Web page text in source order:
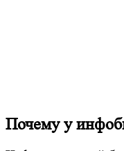
Почему у